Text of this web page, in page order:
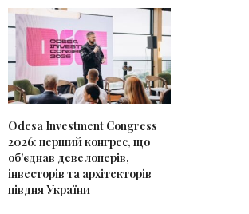
Odesa Investment Congress
2026: перший конгрес, що
об’єднав девелоперів,
інвесторів та архітекторів
півдня України